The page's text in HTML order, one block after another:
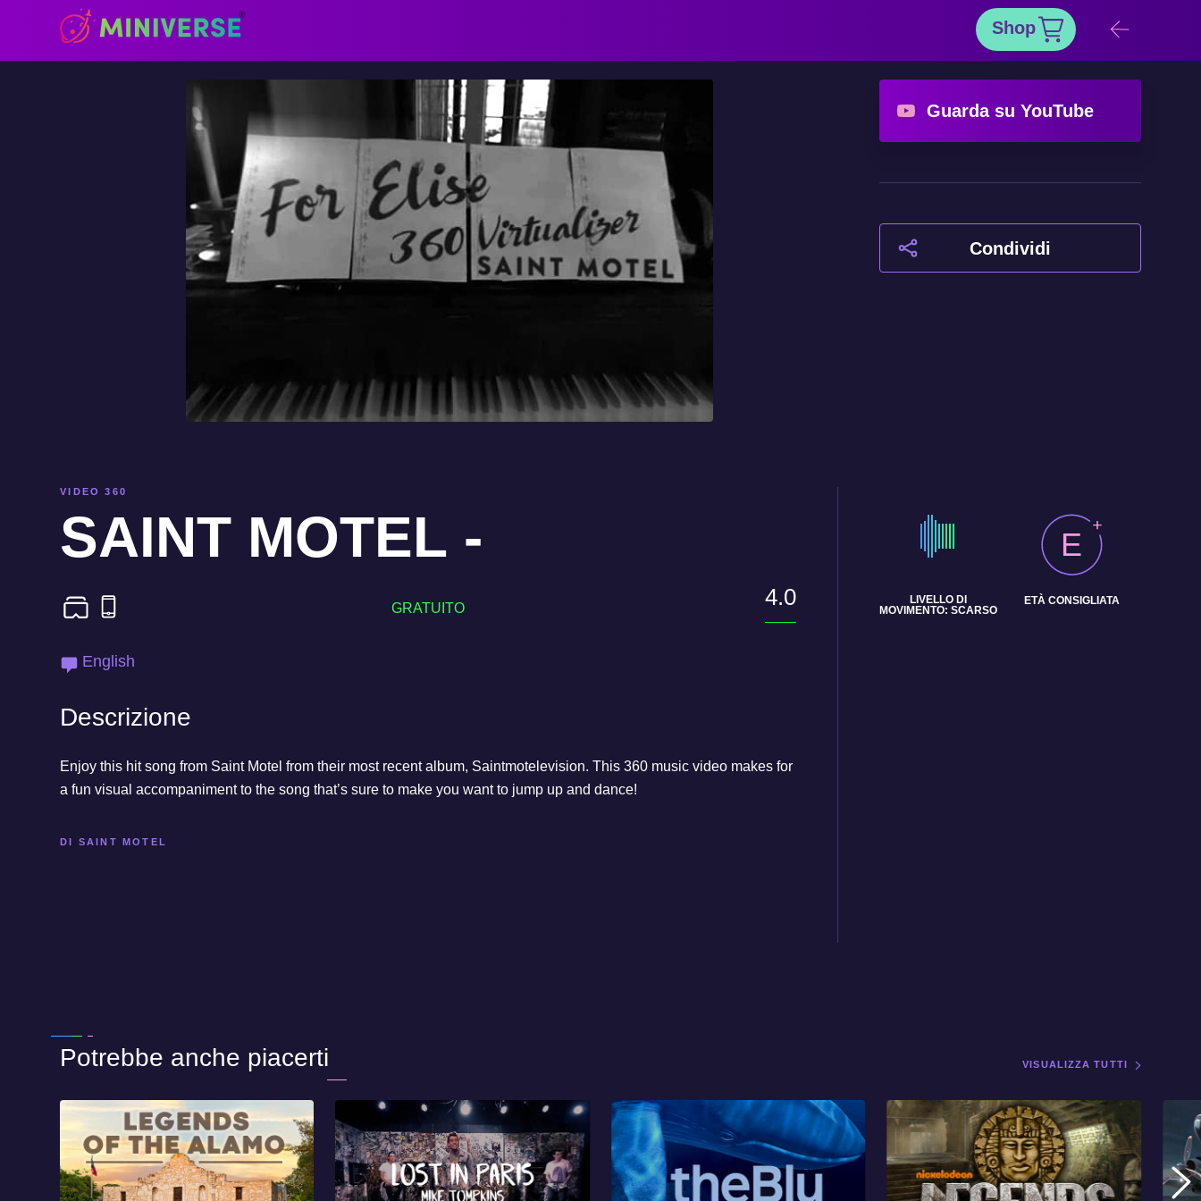
Guarda su YouTube
Condividi
VIDEO 360
SAINT MOTEL -
4.0
English
Descrizione
Enjoy this hit song from Saint Motel from their most recent album, Saintmotelevision. This 360 music video makes for
a fun visual accompaniment to the song that’s sure to make you want to jump up and dance!
DI SAINT MOTEL
LIVELLO DI
MOVIMENTO: SCARSO
E
ETÀ CONSIGLIATA
Potrebbe anche piacerti VISUALIZZA TUTTI